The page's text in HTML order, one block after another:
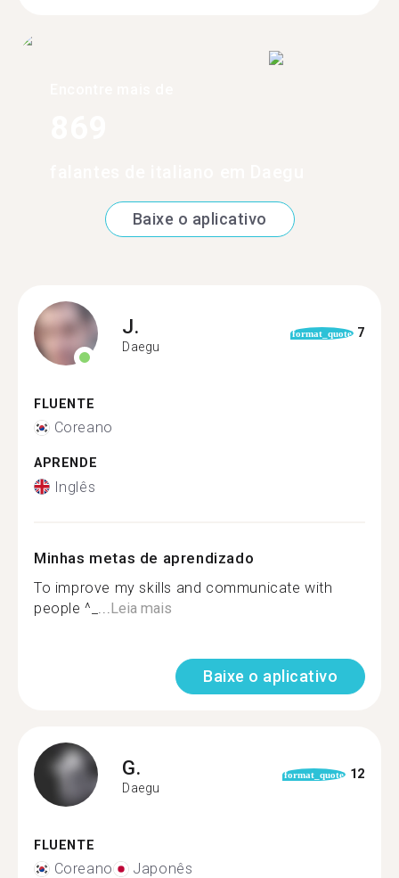
Baixe o aplicativo
J.
Daegu
format_quote 7
FLUENTE
Coreano
APRENDE
Inglês
Minhas metas de aprendizado
To improve my skills and communicate with
people ^_... Leia mais
Baixe o aplicativo
G.
Daegu
format_quote 12
FLUENTE
Coreano Japonês